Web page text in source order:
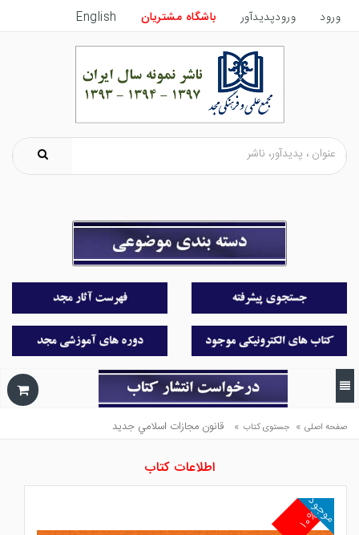
ورود ورودپدیدآور باشگاه مشتریان English
صفحه اصلی » جستوی کتاب » قانون مجازات اسلامي جديد
اطلاعات کتاب
۱۰%
موجود